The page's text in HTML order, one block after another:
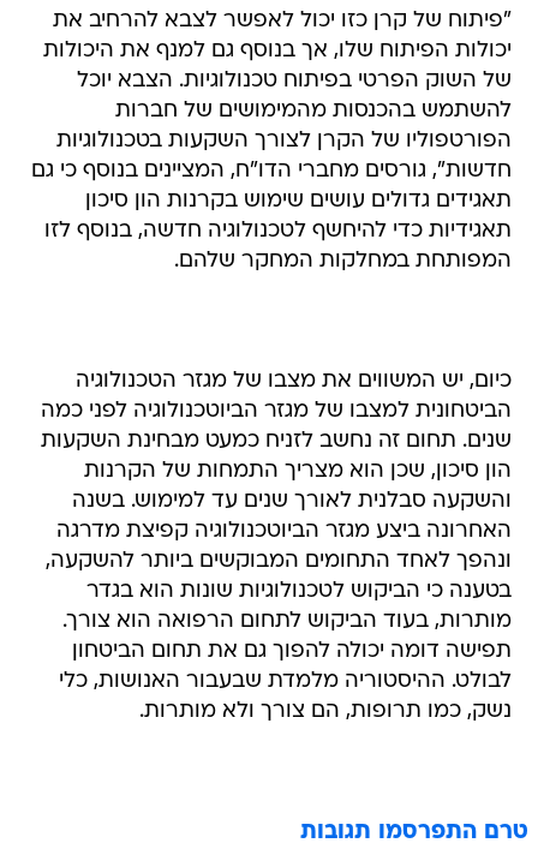
"פיתוח של קרן כזו יכול לאפשר לצבא להרחיב את
יכולות הפיתוח שלו, אך בנוסף גם למנף את היכולות
של השוק הפרטי בפיתוח טכנולוגיות. הצבא יוכל
להשתמש בהכנסות מהמימושים של חברות
הפורטפוליו של הקרן לצורך השקעות בטכנולוגיות
חדשות", גורסים מחברי הדו"ח, המציינים בנוסף כי גם
תאגידים גדולים עושים שימוש בקרנות הון סיכון
תאגידיות כדי להיחשף לטכנולוגיה חדשה, בנוסף לזו
המפותחת במחלקות המחקר שלהם.
כיום, יש המשווים את מצבו של מגזר הטכנולוגיה
הביטחונית למצבו של מגזר הביוטכנולוגיה לפני כמה
שנים. תחום זה נחשב לזניח כמעט מבחינת השקעות
הון סיכון, שכן הוא מצריך התמחות של הקרנות
והשקעה סבלנית לאורך שנים עד למימוש. בשנה
האחרונה ביצע מגזר הביוטכנולוגיה קפיצת מדרגה
ונהפך לאחד התחומים המבוקשים ביותר להשקעה,
בטענה כי הביקוש לטכנולוגיות שונות הוא בגדר
מותרות, בעוד הביקוש לתחום הרפואה הוא צורך.
תפישה דומה יכולה להפוך גם את תחום הביטחון
לבולט. ההיסטוריה מלמדת שבעבור האנושות, כלי
נשק, כמו תרופות, הם צורך ולא מותרות.
טרם התפרסמו תגובות